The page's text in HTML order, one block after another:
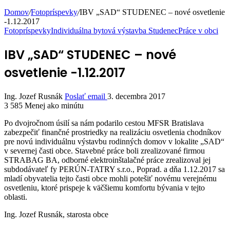
Domov/Fotopríspevky/IBV „SAD“ STUDENEC – nové osvetlenie
-1.12.2017
FotopríspevkyIndividuálna bytová výstavba StudenecPráce v obci
IBV „SAD“ STUDENEC – nové
osvetlenie -1.12.2017
Ing. Jozef Rusnák Poslať email 3. decembra 2017
3 585 Menej ako minútu
Po dvojročnom úsilí sa nám podarilo cestou MFSR Bratislava
zabezpečiť finančné prostriedky na realizáciu osvetlenia chodníkov
pre novú individuálnu výstavbu rodinných domov v lokalite „SAD“
v severnej časti obce. Stavebné práce boli zrealizované firmou
STRABAG BA, odborné elektroinštalačné práce zrealizoval jej
subdodávateľ fy PERÚN-TATRY s.r.o., Poprad. a dňa 1.12.2017 sa
mladí obyvatelia tejto časti obce mohli potešiť novému verejnému
osvetleniu, ktoré prispeje k väčšiemu komfortu bývania v tejto
oblasti.
Ing. Jozef Rusnák, starosta obce